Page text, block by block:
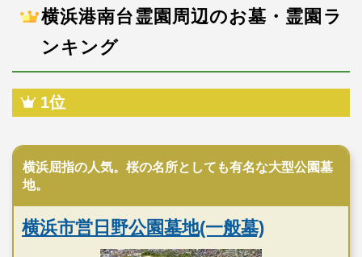
横浜港南台霊園周辺のお墓・霊園ラ
ンキング
1位
横浜屈指の人気。桜の名所としても有名な大型公園墓
地。
横浜市営日野公園墓地(一般墓)